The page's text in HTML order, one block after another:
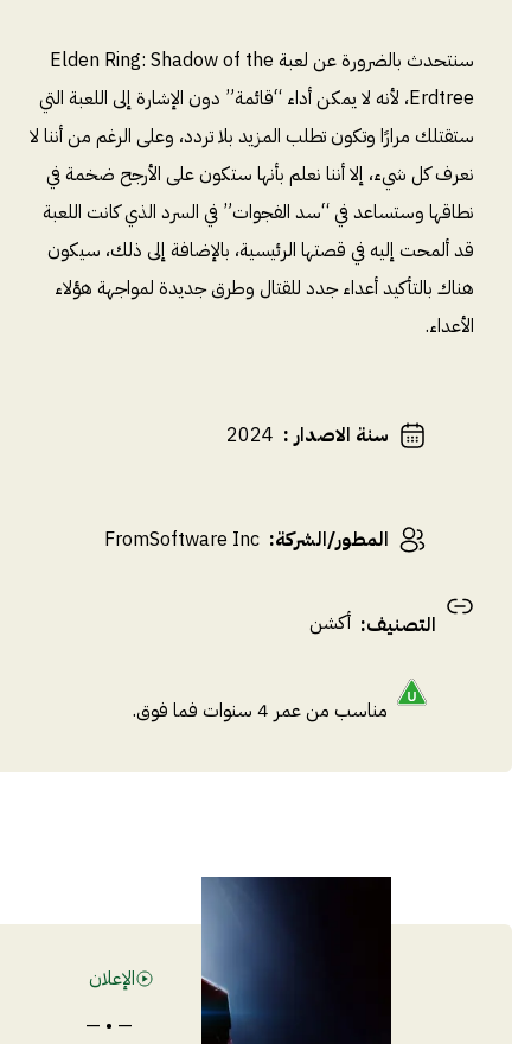
سنتحدث بالضرورة عن لعبة Elden Ring: Shadow of the
Erdtree، لأنه لا يمكن أداء “قائمة” دون الإشارة إلى اللعبة التي
ستقتلك مرارًا وتكون تطلب المزيد بلا تردد، وعلى الرغم من أننا لا
نعرف كل شيء، إلا أننا نعلم بأنها ستكون على الأرجح ضخمة في
نطاقها وستساعد في “سد الفجوات” في السرد الذي كانت اللعبة
قد ألمحت إليه في قصتها الرئيسية، بالإضافة إلى ذلك، سيكون
هناك بالتأكيد أعداء جدد للقتال وطرق جديدة لمواجهة هؤلاء
الأعداء.
سنة الاصدار:
2024
المطور/الشركة:
FromSoftware Inc
التصنيف: أكشن
مناسب من عمر 4 سنوات فما فوق.
الإعلان
— • —